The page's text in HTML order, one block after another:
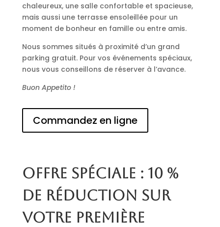
chaleureux, une salle confortable et spacieuse,
mais aussi une terrasse ensoleillée pour un
moment de bonheur en famille ou entre amis.
Nous sommes situés à proximité d’un grand
parking gratuit. Pour vos événements spéciaux,
nous vous conseillons de réserver à l’avance.
Buon Appetito !
Commandez en ligne
Offre spéciale : 10 %
de réduction sur
votre première